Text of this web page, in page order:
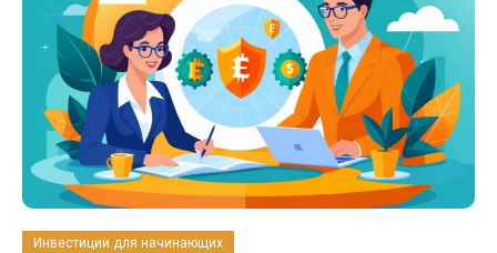
Инвестиции для начинающих